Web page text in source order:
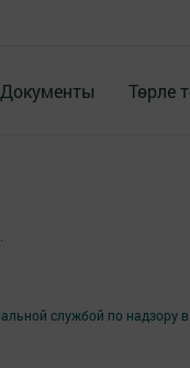
Документы Төрле
службой по надзору